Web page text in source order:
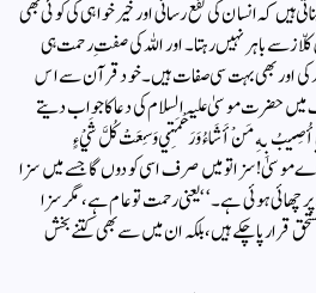
ہیں کہ انسان کی نفع رسانی اور خیر خواہی کی کوئی بھی
سے باہر نہیں رہتا۔ اور اللہ کی صفتِ رحمت ہی
کی اور بھی بہت سی صفات ہیں۔ خود قرآن سے اس
حضرت موسیٰ علیہ السلام کی دعا کا جواب دیتے
أُصِيبُ بِهِ مَنْ أَشَاءُ وَرَحْمَتِي وَسِعَتْ كُلَّ شَيْءٍ
فرمایا: اے موسیٰ! سزا تو میں صرف اسی کو دوں گا جسے میں سزا
چھائی ہوئی ہے۔‘‘یعنی رحمت تو عام ہے، مگر سزا
پا چکے ہیں، بلکہ ان میں سے بھی کتنے بخش